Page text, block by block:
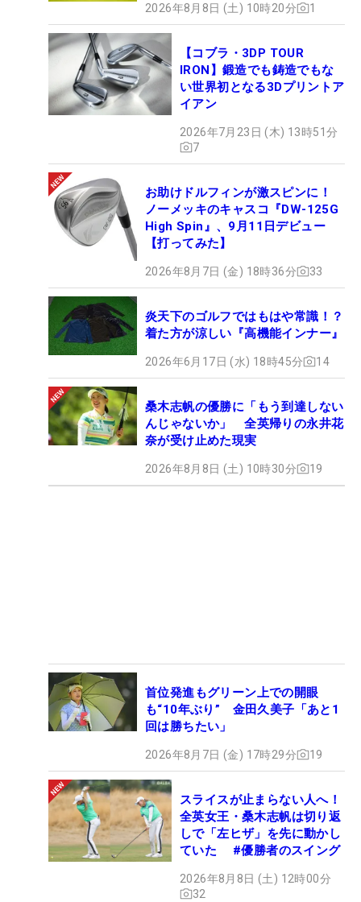
2026年8月8日 (土) 10時20分 1
【コブラ・3DP TOUR
IRON】鍛造でも鋳造でもな
い世界初となる3Dプリントア
イアン
2026年7月23日 (木) 13時51分
7
お助けドルフィンが激スピンに！
ノーメッキのキャスコ『DW-125G
High Spin』、9月11日デビュー
【打ってみた】
2026年8月7日 (金) 18時36分 33
炎天下のゴルフではもはや常識！？
着た方が涼しい『高機能インナー』
2026年6月17日 (水) 18時45分 14
桑木志帆の優勝に「もう到達しない
んじゃないか」 全英帰りの永井花
奈が受け止めた現実
2026年8月8日 (土) 10時30分 19
首位発進もグリーン上での開眼
も“10年ぶり” 金田久美子「あと1
回は勝ちたい」
2026年8月7日 (金) 17時29分 19
スライスが止まらない人へ！
全英女王・桑木志帆は切り返
しで「左ヒザ」を先に動かし
ていた #優勝者のスイング
2026年8月8日 (土) 12時00分
32